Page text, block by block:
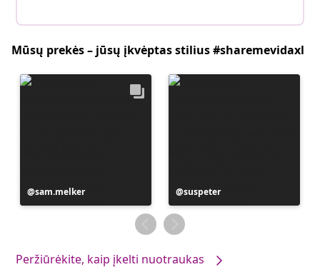
Mūsų prekės – jūsų įkvėptas stilius #sharemevidaxl
Įrašą
paskelbė
sam.melker
Įrašą
paskelbė
suspeter
Peržiūrėkite, kaip įkelti nuotraukas